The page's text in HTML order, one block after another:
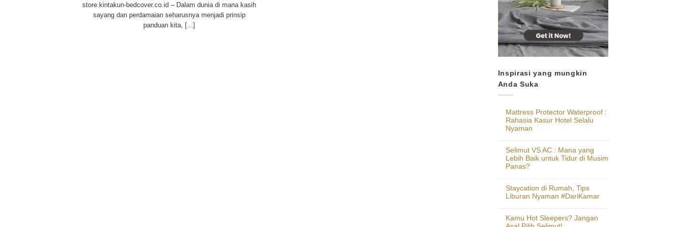
store.kintakun-bedcover.co.id – Dalam dunia di mana kasih
sayang dan perdamaian seharusnya menjadi prinsip
panduan kita, [...]
Inspirasi yang mungkin
Anda Suka
Mattress Protector Waterproof :
Rahasia Kasur Hotel Selalu
Nyaman
Selimut VS AC : Mana yang
Lebih Baik untuk Tidur di Musim
Panas?
Staycation di Rumah, Tips
Liburan Nyaman #DariKamar
Kamu Hot Sleepers? Jangan